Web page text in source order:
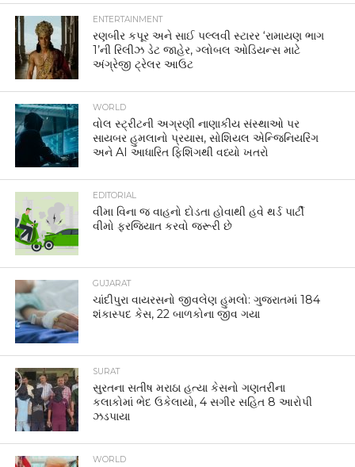
ENTERTAINMENT
રણબીર કપૂર અને સાઈ પલ્લવી સ્ટારર ‘રામાયણ ભાગ
1’ની રિલીઝ ડેટ જાહેર, ગ્લોબલ ઓડિયન્સ માટે
અંગ્રેજી ટ્રેલર આઉટ
WORLD
વોલ સ્ટ્રીટની અગ્રણી નાણાકીય સંસ્થાઓ પર
સાયબર હુમલાનો પ્રયાસ, સોશિયલ એન્જિનિયરિંગ
અને AI આધારિત ફિશિંગથી વધ્યો ખતરો
EDITORIAL
વીમા વિના જ વાહનો દોડતા હોવાથી હવે થર્ડ પાર્ટી
વીમો ફરજિયાત કરવો જરૂરી છે
GUJARAT
ચાંદીપુરા વાયરસનો જીવલેણ હુમલો: ગુજરાતમાં 184
શંકાસ્પદ કેસ, 22 બાળકોના જીવ ગયા
SURAT
સુરતના સતીષ મરાઠા હત્યા કેસનો ગણતરીના
કલાકોમાં ભેદ ઉકેલાયો, 4 સગીર સહિત 8 આરોપી
ઝડપાયા
WORLD